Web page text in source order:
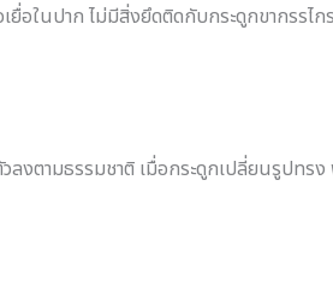
ในปาก ไม่มีสิ่งยึดติดกับกระดูกขากรรไ
ลงตามธรรมชาติ เมื่อกระดูกเปลี่ยนรูปท